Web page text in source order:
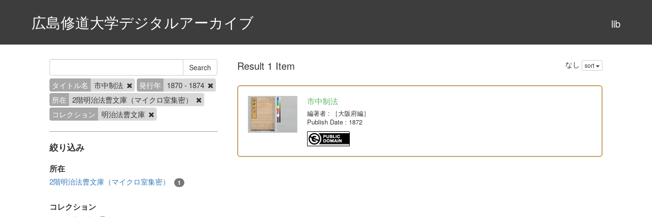
lib
広島修道大学デジタルアーカイブ
タイトル名 市中制法 発行年
1870 - 1874
所在
2階明治法曹文庫（マイクロ室集密）
コレクション
明治法曹文庫
絞り込み
所在
2階明治法曹文庫（マイクロ室集密） 1
コレクション
Result 1 Item なし sort
市中制法
編著者: ［大阪府編］
Publish Date: 1872